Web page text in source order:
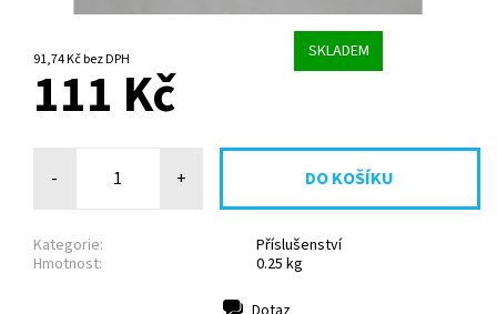
91,74 Kč bez DPH SKLADEM
111 Kč
- +
Kategorie:
Příslušenství
Hmotnost:
0.25 kg